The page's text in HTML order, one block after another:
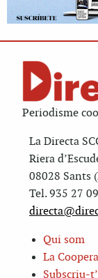
Periodisme
La Directa
Riera
08028 Sants
Tel. 935 27
Qui som
La
Subscriu-